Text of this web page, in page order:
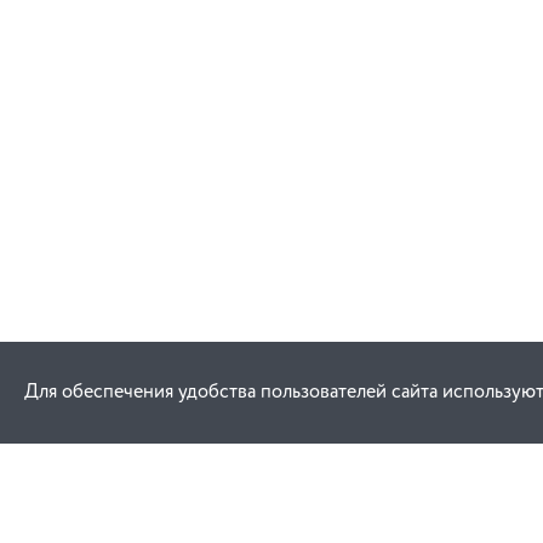
Для обеспечения удобства пользователей сайта